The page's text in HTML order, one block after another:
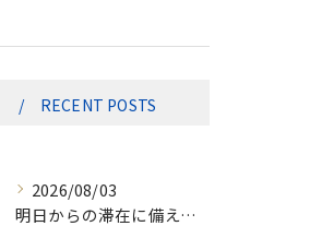
RECENT POSTS
2026/08/03
明日からの滞在に備えて、セカンドハウスのメンテナンスとリネン...